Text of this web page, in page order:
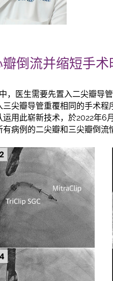
倒流并缩短手术
，医生需要先置入二尖瓣导
尖瓣导管重覆相同的手术
用此崭新技术，於2022年6
病例的二尖瓣和三尖瓣倒流